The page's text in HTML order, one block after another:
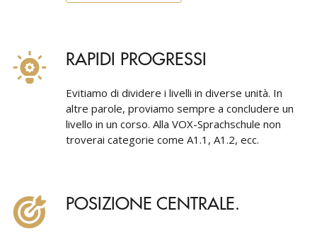
RAPIDI PROGRESSI
Evitiamo di dividere i livelli in diverse unità. In
altre parole, proviamo sempre a concludere un
livello in un corso. Alla VOX-Sprachschule non
troverai categorie come A1.1, A1.2, ecc.
POSIZIONE CENTRALE.